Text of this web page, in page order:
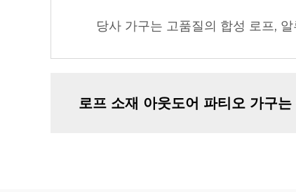
당사 가구는 고품질의 합성 로프,
로프 소재 아웃도어 파티오 가구